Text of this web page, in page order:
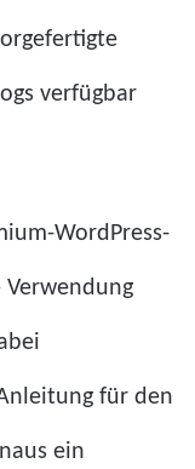
verfügbar
WordPress-
für den
ein